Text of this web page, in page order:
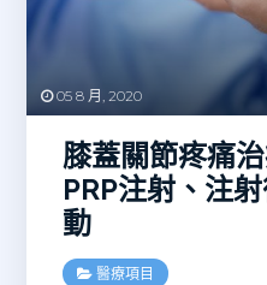
05 8 月, 2020
膝蓋關節疼痛
PRP注射、注
動
醫療項目